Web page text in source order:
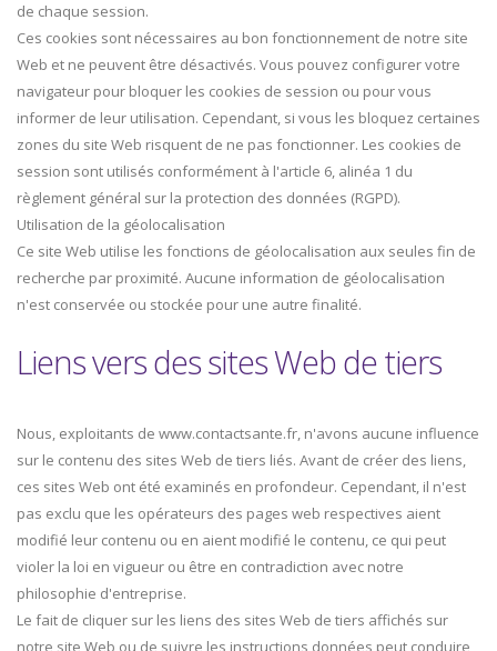
de chaque session.
Ces cookies sont nécessaires au bon fonctionnement de notre site
Web et ne peuvent être désactivés. Vous pouvez configurer votre
navigateur pour bloquer les cookies de session ou pour vous
informer de leur utilisation. Cependant, si vous les bloquez certaines
zones du site Web risquent de ne pas fonctionner. Les cookies de
session sont utilisés conformément à l'article 6, alinéa 1 du
règlement général sur la protection des données (RGPD).
Utilisation de la géolocalisation
Ce site Web utilise les fonctions de géolocalisation aux seules fin de
recherche par proximité. Aucune information de géolocalisation
n'est conservée ou stockée pour une autre finalité.
Liens vers des sites Web de tiers
Nous, exploitants de www.contactsante.fr, n'avons aucune influence
sur le contenu des sites Web de tiers liés. Avant de créer des liens,
ces sites Web ont été examinés en profondeur. Cependant, il n'est
pas exclu que les opérateurs des pages web respectives aient
modifié leur contenu ou en aient modifié le contenu, ce qui peut
violer la loi en vigueur ou être en contradiction avec notre
philosophie d'entreprise.
Le fait de cliquer sur les liens des sites Web de tiers affichés sur
notre site Web ou de suivre les instructions données peut conduire